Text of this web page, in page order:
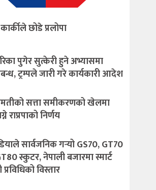
छोडे प्रलोपा
पुगेर सुत्केरी हुने अभ्यासमा
ट्रम्पले जारी गरे कार्यकारी आदेश
सत्ता समीकरणको खेलमा
राप्रपाको निर्णय
सार्वजनिक गर्‍यो GS70, GT70
स्कुटर, नेपाली बजारमा स्मार्ट
विस्तार